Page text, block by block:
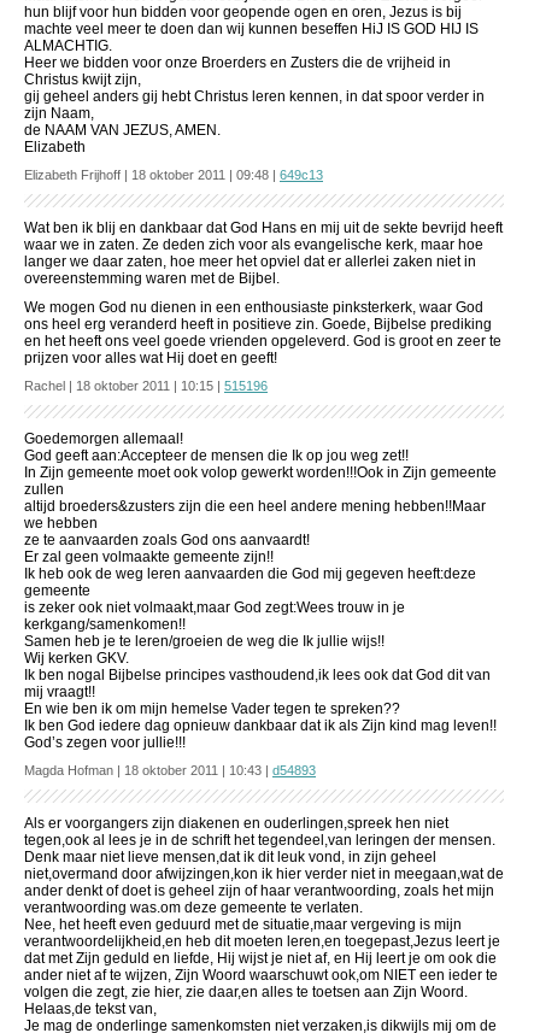
hun blijf voor hun bidden voor geopende ogen en oren, Jezus is bij
machte veel meer te doen dan wij kunnen beseffen HiJ IS GOD HIJ IS
ALMACHTIG.
Heer we bidden voor onze Broerders en Zusters die de vrijheid in
Christus kwijt zijn,
gij geheel anders gij hebt Christus leren kennen, in dat spoor verder in
zijn Naam,
de NAAM VAN JEZUS, AMEN.
Elizabeth
Elizabeth Frijhoff | 18 oktober 2011 | 09:48 | 649c13
Wat ben ik blij en dankbaar dat God Hans en mij uit de sekte bevrijd heeft
waar we in zaten. Ze deden zich voor als evangelische kerk, maar hoe
langer we daar zaten, hoe meer het opviel dat er allerlei zaken niet in
overeenstemming waren met de Bijbel.
We mogen God nu dienen in een enthousiaste pinksterkerk, waar God
ons heel erg veranderd heeft in positieve zin. Goede, Bijbelse prediking
en het heeft ons veel goede vrienden opgeleverd. God is groot en zeer te
prijzen voor alles wat Hij doet en geeft!
Rachel | 18 oktober 2011 | 10:15 | 515196
Goedemorgen allemaal!
God geeft aan:Accepteer de mensen die Ik op jou weg zet!!
In Zijn gemeente moet ook volop gewerkt worden!!!Ook in Zijn gemeente
zullen
altijd broeders&zusters zijn die een heel andere mening hebben!!Maar
we hebben
ze te aanvaarden zoals God ons aanvaardt!
Er zal geen volmaakte gemeente zijn!!
Ik heb ook de weg leren aanvaarden die God mij gegeven heeft:deze
gemeente
is zeker ook niet volmaakt,maar God zegt:Wees trouw in je
kerkgang/samenkomen!!
Samen heb je te leren/groeien de weg die Ik jullie wijs!!
Wij kerken GKV.
Ik ben nogal Bijbelse principes vasthoudend,ik lees ook dat God dit van
mij vraagt!!
En wie ben ik om mijn hemelse Vader tegen te spreken??
Ik ben God iedere dag opnieuw dankbaar dat ik als Zijn kind mag leven!!
God’s zegen voor jullie!!!
Magda Hofman | 18 oktober 2011 | 10:43 | d54893
Als er voorgangers zijn diakenen en ouderlingen,spreek hen niet
tegen,ook al lees je in de schrift het tegendeel,van leringen der mensen.
Denk maar niet lieve mensen,dat ik dit leuk vond, in zijn geheel
niet,overmand door afwijzingen,kon ik hier verder niet in meegaan,wat de
ander denkt of doet is geheel zijn of haar verantwoording, zoals het mijn
verantwoording was.om deze gemeente te verlaten.
Nee, het heeft even geduurd met de situatie,maar vergeving is mijn
verantwoordelijkheid,en heb dit moeten leren,en toegepast,Jezus leert je
dat met Zijn geduld en liefde, Hij wijst je niet af, en Hij leert je om ook die
ander niet af te wijzen, Zijn Woord waarschuwt ook,om NIET een ieder te
volgen die zegt, zie hier, zie daar,en alles te toetsen aan Zijn Woord.
Helaas,de tekst van,
Je mag de onderlinge samenkomsten niet verzaken,is dikwijls mij om de